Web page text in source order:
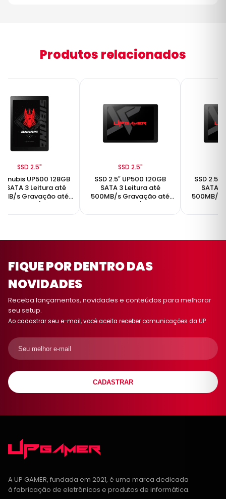
Produtos relacionados
SSD 2.5"
Anubis UP500 128GB
SATA 3 Leitura até
s Gravação até
500MB/s
SSD 2.5"
SSD 2.5″ UP500 120GB
SATA 3 Leitura até
500MB/s Gravação até
450MB/s
SSD 2.5″
SATA
500MB/s
FIQUE POR DENTRO DAS
NOVIDADES
Receba lançamentos, novidades e conteúdos para melhorar
seu setup.
Ao cadastrar seu e-mail, você aceita receber comunicações da UP.
CADASTRAR
A UP GAMER, fundada em 2021, é uma marca dedicada
à fabricação de eletrônicos e produtos de informática.